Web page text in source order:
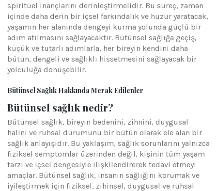
spiritüel inançlarını derinleştirmelidir. Bu süreç, zaman
içinde daha derin bir içsel farkındalık ve huzur yaratacak,
yaşamın her alanında dengeyi kurma yolunda güçlü bir
adım atılmasını sağlayacaktır. Bütünsel sağlığa geçiş,
küçük ve tutarlı adımlarla, her bireyin kendini daha
bütün, dengeli ve sağlıklı hissetmesini sağlayacak bir
yolculuğa dönüşebilir.
Bütünsel Sağlık Hakkında Merak Edilenler
Bütünsel sağlık nedir?
Bütünsel sağlık, bireyin bedenini, zihnini, duygusal
halini ve ruhsal durumunu bir bütün olarak ele alan bir
sağlık anlayışıdır. Bu yaklaşım, sağlık sorunlarını yalnızca
fiziksel semptomlar üzerinden değil, kişinin tüm yaşam
tarzı ve içsel dengesiyle ilişkilendirerek tedavi etmeyi
amaçlar. Bütünsel sağlık, insanın sağlığını korumak ve
iyileştirmek için fiziksel, zihinsel, duygusal ve ruhsal